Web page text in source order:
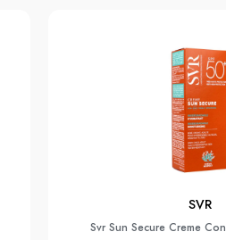
SVR
Svr Sun Secure Creme